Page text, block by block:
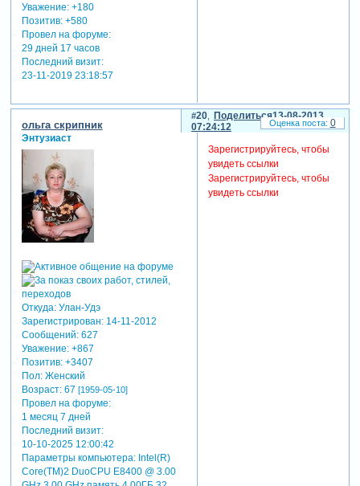
Уважение: +180
Позитив: +580
Провел на форуме:
29 дней 17 часов
Последний визит:
23-11-2019 23:18:57
Поделиться
20
13-08-2013
07:24:12
ольга скрипник
Энтузиаст
Откуда:Улан-Удэ
Зарегистрирован: 14-11-2012
Сообщений:627
Уважение: +867
Позитив: +3407
Пол:Женский
Возраст:67 [1959-05-10]
Провел на форуме:
1 месяц 7 дней
Последний визит:
10-10-2025 12:00:42
Параметры компьютера:Intel(R)
Core(TM)2 DuoCPU E8400 @ 3.00
Зарегистрируйтесь, чтобы
увидеть ссылки
Зарегистрируйтесь, чтобы
увидеть ссылки
0